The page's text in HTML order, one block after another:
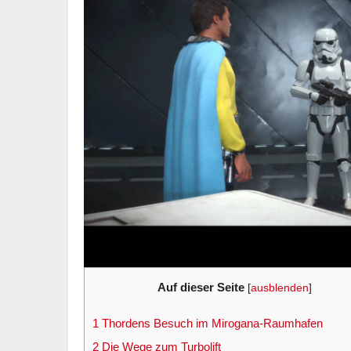
Auf dieser Seite [ausblenden]
1 Thordens Besuch im Mirogana-Raumhafen
2 Die Wege zum Turbolift